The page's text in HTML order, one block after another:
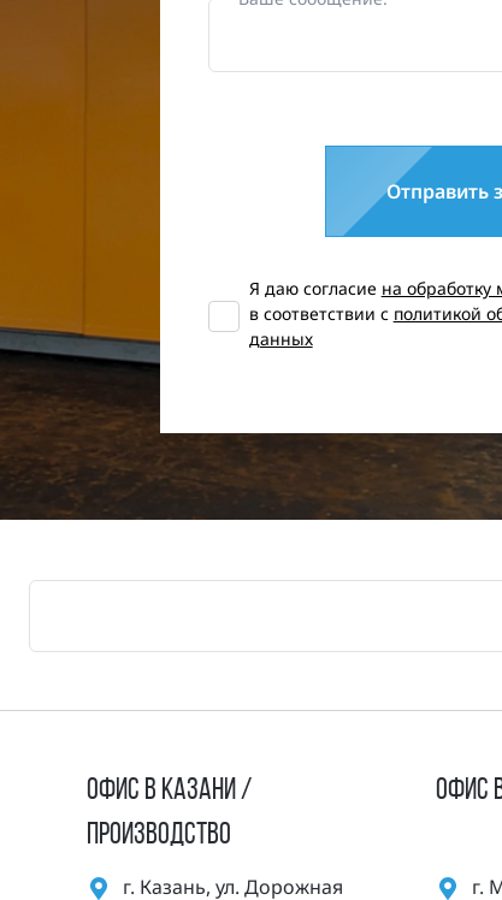
Отправить
Я даю согласие на
в соответствии с политикой
данных
ОФИС В КАЗАНИ /
ПРОИЗВОДСТВО
г. Казань, ул. Дорожная
ОФИС
г.